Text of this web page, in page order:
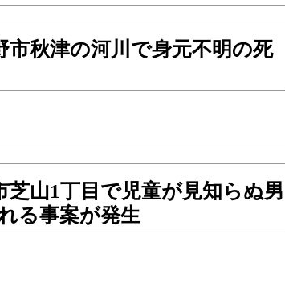
市秋津の河川で身元不明の死
芝山1丁目で児童が見知らぬ男
る事案が発生